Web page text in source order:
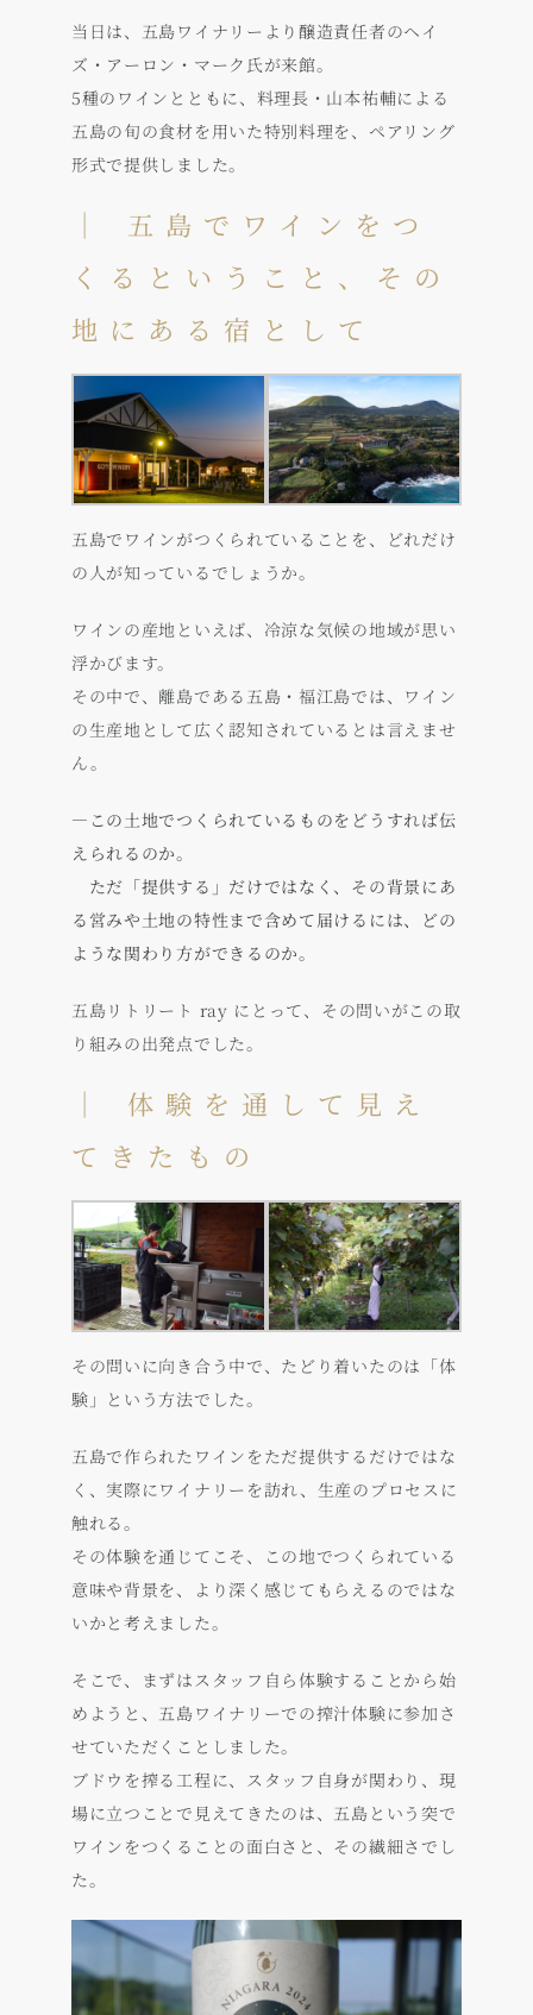
当日は、五島ワイナリーより醸造責任者のヘイ
ズ・アーロン・マーク氏が来館。
5種のワインとともに、料理長・山本祐輔による
五島の旬の食材を用いた特別料理を、ペアリング
形式で提供しました。
｜ 五島でワインをつ
くるということ、その
地にある宿として
五島でワインがつくられていることを、どれだけ
の人が知っているでしょうか。
ワインの産地といえば、冷涼な気候の地域が思い
浮かびます。
その中で、離島である五島・福江島では、ワイン
の生産地として広く認知されているとは言えませ
ん。
―この土地でつくられているものをどうすれば伝
えられるのか。
ただ「提供する」だけではなく、その背景にあ
る営みや土地の特性まで含めて届けるには、どの
ような関わり方ができるのか。
五島リトリート ray にとって、その問いがこの取
り組みの出発点でした。
｜ 体験を通して見え
てきたもの
その問いに向き合う中で、たどり着いたのは「体
験」という方法でした。
五島で作られたワインをただ提供するだけではな
く、実際にワイナリーを訪れ、生産のプロセスに
触れる。
その体験を通じてこそ、この地でつくられている
意味や背景を、より深く感じてもらえるのではな
いかと考えました。
そこで、まずはスタッフ自ら体験することから始
めようと、五島ワイナリーでの搾汁体験に参加さ
せていただくことしました。
ブドウを搾る工程に、スタッフ自身が関わり、現
場に立つことで見えてきたのは、五島という突で
ワインをつくることの面白さと、その繊細さでし
た。